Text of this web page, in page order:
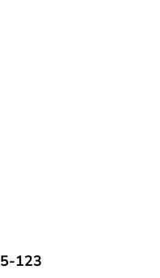
123